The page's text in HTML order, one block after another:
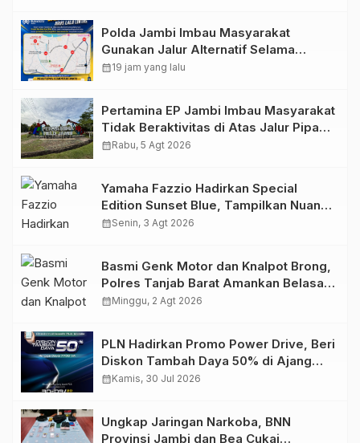
Polda Jambi Imbau Masyarakat
Gunakan Jalur Alternatif Selama
Pelaksanaan Presisi Merdeka Run
calendar_month19 jam yang lalu
Pertamina EP Jambi Imbau Masyarakat
Tidak Beraktivitas di Atas Jalur Pipa
Migas Demi Keselamatan Bersama
calendar_monthRabu, 5 Agt 2026
Yamaha Fazzio Hadirkan Special
Edition Sunset Blue, Tampilkan Nuansa
Retro Summer yang Semakin Skena
calendar_monthSenin, 3 Agt 2026
Basmi Genk Motor dan Knalpot Brong,
Polres Tanjab Barat Amankan Belasan
Kendaraan
calendar_monthMinggu, 2 Agt 2026
PLN Hadirkan Promo Power Drive, Beri
Diskon Tambah Daya 50% di Ajang
GIIAS 2026
calendar_monthKamis, 30 Jul 2026
Ungkap Jaringan Narkoba, BNN
Provinsi Jambi dan Bea Cukai